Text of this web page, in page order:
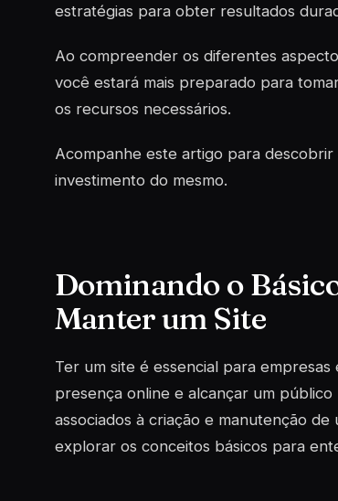
estratégias para obter resultados
Ao compreender os diferentes
você estará mais preparado para
os recursos necessários.
Acompanhe este artigo para
investimento do mesmo.
Dominando o
Manter um Site
Ter um site é essencial para
presença online e alcançar um
associados à criação e manutenção
explorar os conceitos básicos para